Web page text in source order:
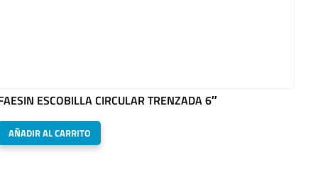
ESCOBILLA CIRCULAR TRENZADA 6″
AÑADIR AL CARRITO